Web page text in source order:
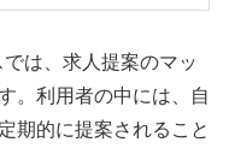
は、求人提案のマッ
。利用者の中には、自
期的に提案されること